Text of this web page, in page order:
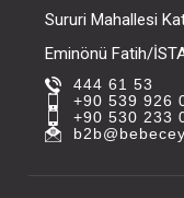
Sururi Mahallesi
Eminönü Fatih/
444 61 53
+90 539 926
+90 530 233